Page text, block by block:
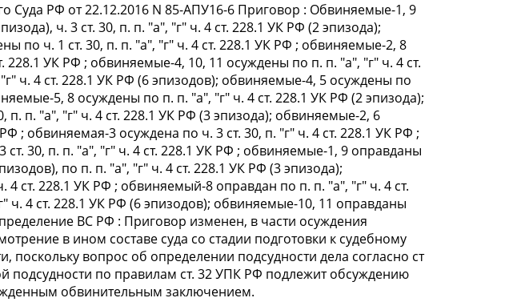
Суда РФ от 22.12.2016 N 85-АПУ16-6 Приговор : Обвиняемые-1, 9
ч. 3 ст. 30, п. п. "а", "г" ч. 4 ст. 228.1 УК РФ (2 эпизода);
по ч. 1 ст. 30, п. п. "а", "г" ч. 4 ст. 228.1 УК РФ ; обвиняемые-2, 8
228.1 УК РФ ; обвиняемые-4, 10, 11 осуждены по п. п. "а", "г" ч. 4 ст.
ч. 4 ст. 228.1 УК РФ (6 эпизодов); обвиняемые-4, 5 осуждены по
5, 8 осуждены по п. п. "а", "г" ч. 4 ст. 228.1 УК РФ (2 эпизода);
п. "а", "г" ч. 4 ст. 228.1 УК РФ (3 эпизода); обвиняемые-2, 6
; обвиняемая-3 осуждена по ч. 3 ст. 30, п. "г" ч. 4 ст. 228.1 УК РФ ;
ст. 30, п. п. "а", "г" ч. 4 ст. 228.1 УК РФ ; обвиняемые-1, 9 оправданы
по п. п. "а", "г" ч. 4 ст. 228.1 УК РФ (3 эпизода);
ст. 228.1 УК РФ ; обвиняемый-8 оправдан по п. п. "а", "г" ч. 4 ст.
ч. 4 ст. 228.1 УК РФ (6 эпизодов); обвиняемые-10, 11 оправданы
ВС РФ : Приговор изменен, в части осуждения
в ином составе суда со стадии подготовки к судебному
поскольку вопрос об определении подсудности дела согласно ст
подсудности по правилам ст. 32 УПК РФ подлежит обсуждению
обвинительным заключением.